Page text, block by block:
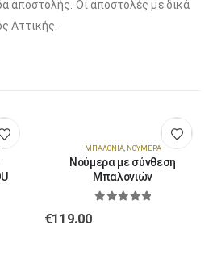
αποστολής. Οι αποστολές με δικά
Αττικής.
ΜΠΑΛΌΝΙΑ, ΝΟΎΜΕΡΑ
Νούμερα με σύνθεση
Μπαλονιών
€119.00